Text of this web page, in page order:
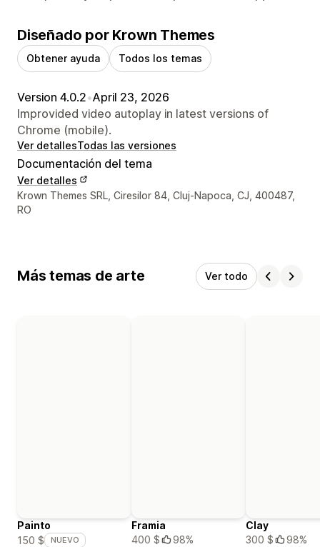
Diseñado por Krown Themes
Obtener ayuda Todos los temas
Version 4.0.2•April 23, 2026
Improvided video autoplay in latest versions of
Chrome (mobile).
Ver detallesTodas las versiones
Documentación del tema
Ver detalles
Detalles de contacto del diseñador
Krown Themes SRL, Ciresilor 84, Cluj-Napoca, CJ, 400487,
RO
Más temas de arte Ver todo
Painto
150 $
NUEVO
Framia
400 $
98%
Clay
300 $
98%